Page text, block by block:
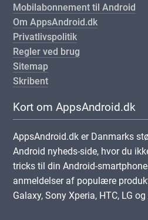
Mobilabonnement til Android
Om AppsAndroid.dk
Privatlivspolitik
Regler ved brug
Sitemap
Skribent
Kort om AppsAndroid.dk
AppsAndroid.dk er Danmarks
Android nyheds-side, hvor du
tricks til din Android-
anmeldelser af populære
Galaxy, Sony Xperia, HTC, LG